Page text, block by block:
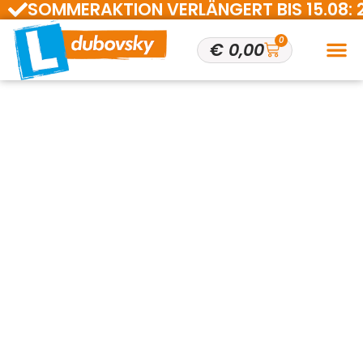
SOMMERAKTION VERLÄNGERT BIS
€0,00 0